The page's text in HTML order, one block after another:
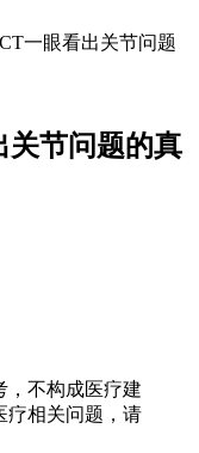
一眼看出关节问题
关节问题的真
，不构成医疗建
疗相关问题，请